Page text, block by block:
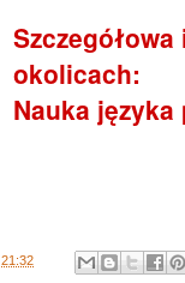
okolicach:
Nauka
21:32